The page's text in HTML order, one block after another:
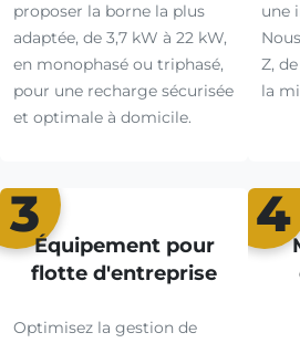
proposer la borne la plus
adaptée, de 3,7 kW à 22 kW,
en monophasé ou triphasé,
pour une recharge sécurisée
et optimale à domicile.
une
Z,
la
3
Équipement pour
flotte d'entreprise
Optimisez la gestion de
4